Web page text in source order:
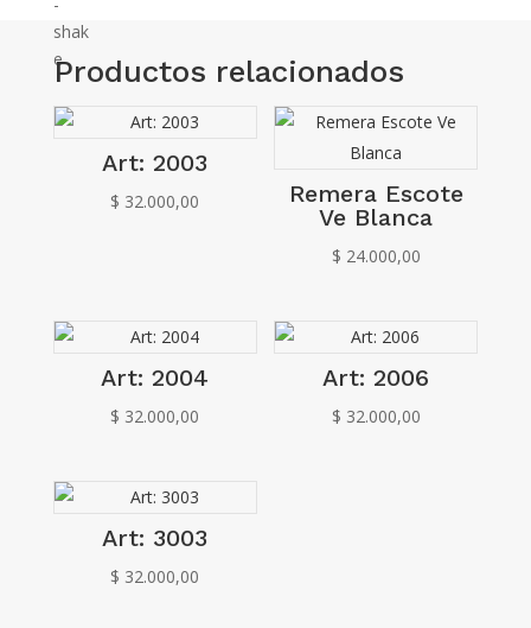
E06
cantidad
Productos relacionados
Art: 2003
$ 32.000,00
Remera Escote
Ve Blanca
$ 24.000,00
Art: 2004
$ 32.000,00
Art: 2006
$ 32.000,00
Art: 3003
$ 32.000,00